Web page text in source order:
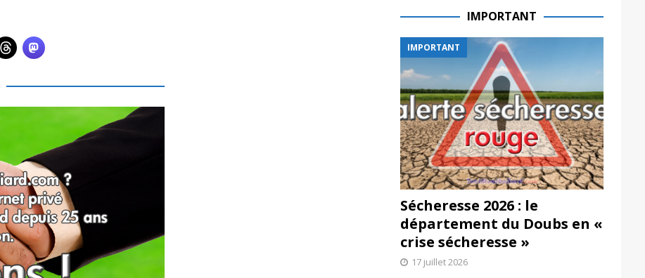
IMPORTANT
IMPORTANT
Sécheresse 2026 : le
département du Doubs en «
crise sécheresse »
17 juillet 2026